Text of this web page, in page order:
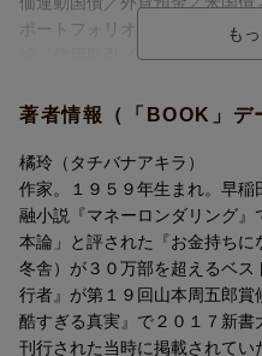
まえがき 「プアジャパン」で
第3章 金利と為替を理解する
第4章 インフレ時代の資産運
第5章 インフレ時代の資産運
あとがき 6000万人のミリオ
ポートフォリオ）／第５章
編（信用取引／ブル／ベアＥ
著者情報（「BOOK」デ
橘玲（タチバナアキラ）
作家。１９５９年生まれ。早
融小説『マネーロンダリング
本論」と評された『お金持ち
冬舎）が３０万部を超えるベ
行者』が第１９回山本周五郎
酷すぎる真実』で２０１７新
刊行された当時に掲載されてい